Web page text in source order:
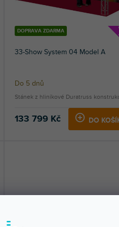
DOPRAVA ZDARMA
33-Show System 04 Model A
Do 5 dnů
133 799 Kč DO
Stánek z hliníkové Duratruss